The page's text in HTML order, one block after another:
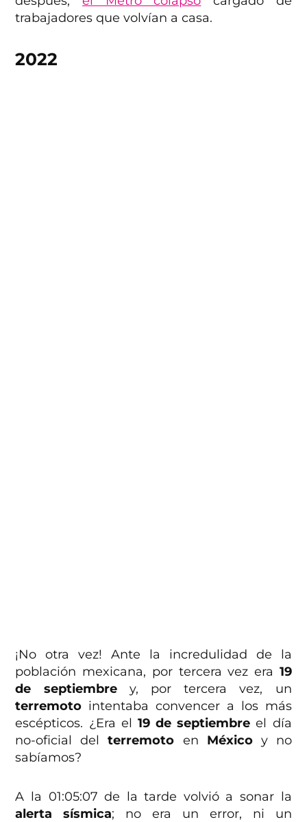
trabajadores que volvían a casa.
2022
¡No otra vez! Ante la incredulidad de la
población mexicana, por tercera vez era 19
de septiembrey, por tercera vez, un
terremoto intentaba convencer a los más
escépticos. ¿Era el 19 de septiembre el día
no-oficial delterremoto en Méxicoy no
sabíamos?
A la 01:05:07 de la tarde volvió a sonar la
alerta sísmica; no era un error, ni un